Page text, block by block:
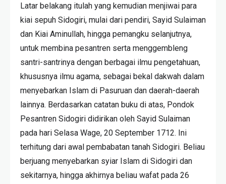
Latar belakang itulah yang kemudian menjiwai para
kiai sepuh Sidogiri, mulai dari pendiri, Sayid Sulaiman
dan Kiai Aminullah, hingga pemangku selanjutnya,
untuk membina pesantren serta menggembleng
santri-santrinya dengan berbagai ilmu pengetahuan,
khususnya ilmu agama, sebagai bekal dakwah dalam
menyebarkan Islam di Pasuruan dan daerah-daerah
lainnya. Berdasarkan catatan buku di atas, Pondok
Pesantren Sidogiri didirikan oleh Sayid Sulaiman
pada hari Selasa Wage, 20 September 1712. Ini
terhitung dari awal pembabatan tanah Sidogiri. Beliau
berjuang menyebarkan syiar Islam di Sidogiri dan
sekitarnya, hingga akhirnya beliau wafat pada 26